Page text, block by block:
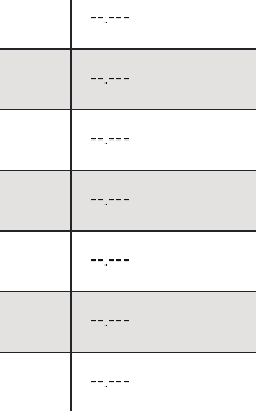
--.---
--.---
--.---
--.---
--.---
--.---
--.---